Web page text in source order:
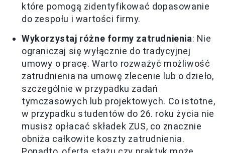
które pomogą zidentyfikować dopasowanie
do zespołu i wartości firmy.
Wykorzystaj różne formy zatrudnienia: Nie
ograniczaj się wyłącznie do tradycyjnej
umowy o pracę. Warto rozważyć możliwość
zatrudnienia na umowę zlecenie lub o dzieło,
szczególnie w przypadku zadań
tymczasowych lub projektowych. Co istotne,
w przypadku studentów do 26. roku życia nie
musisz opłacać składek ZUS, co znacznie
obniża całkowite koszty zatrudnienia.